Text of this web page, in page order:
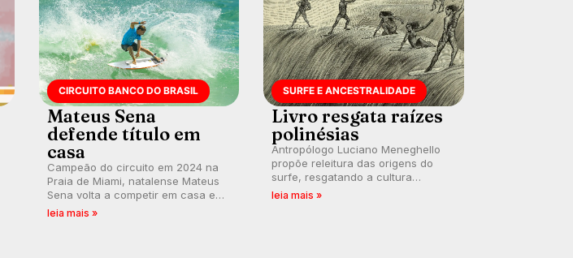
CIRCUITO BANCO DO BRASIL
Mateus Sena
defende título em
casa
Campeão do circuito em 2024 na
Praia de Miami, natalense Mateus
Sena volta a competir em casa em
busca de manter a hegemonia
leia mais »
SURFE E ANCESTRALIDADE
Livro resgata raízes
polinésias
Antropólogo Luciano Meneghello
propõe releitura das origens do
surfe, resgatando a cultura
polinésia e questionando a visão
leia mais »